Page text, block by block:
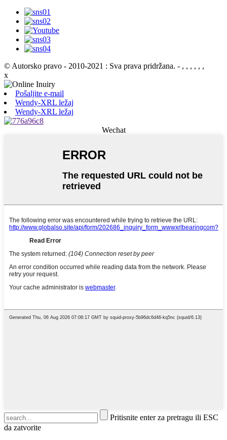
© Autorsko pravo - 2010-2021 : Sva prava pridržana. - , , , , , ,
x
Pošaljite e-mail
Wendy-XRL ležaj
Wendy-XRL ležaj
Wechat
Pritisnite enter za pretragu ili ESC
da zatvorite